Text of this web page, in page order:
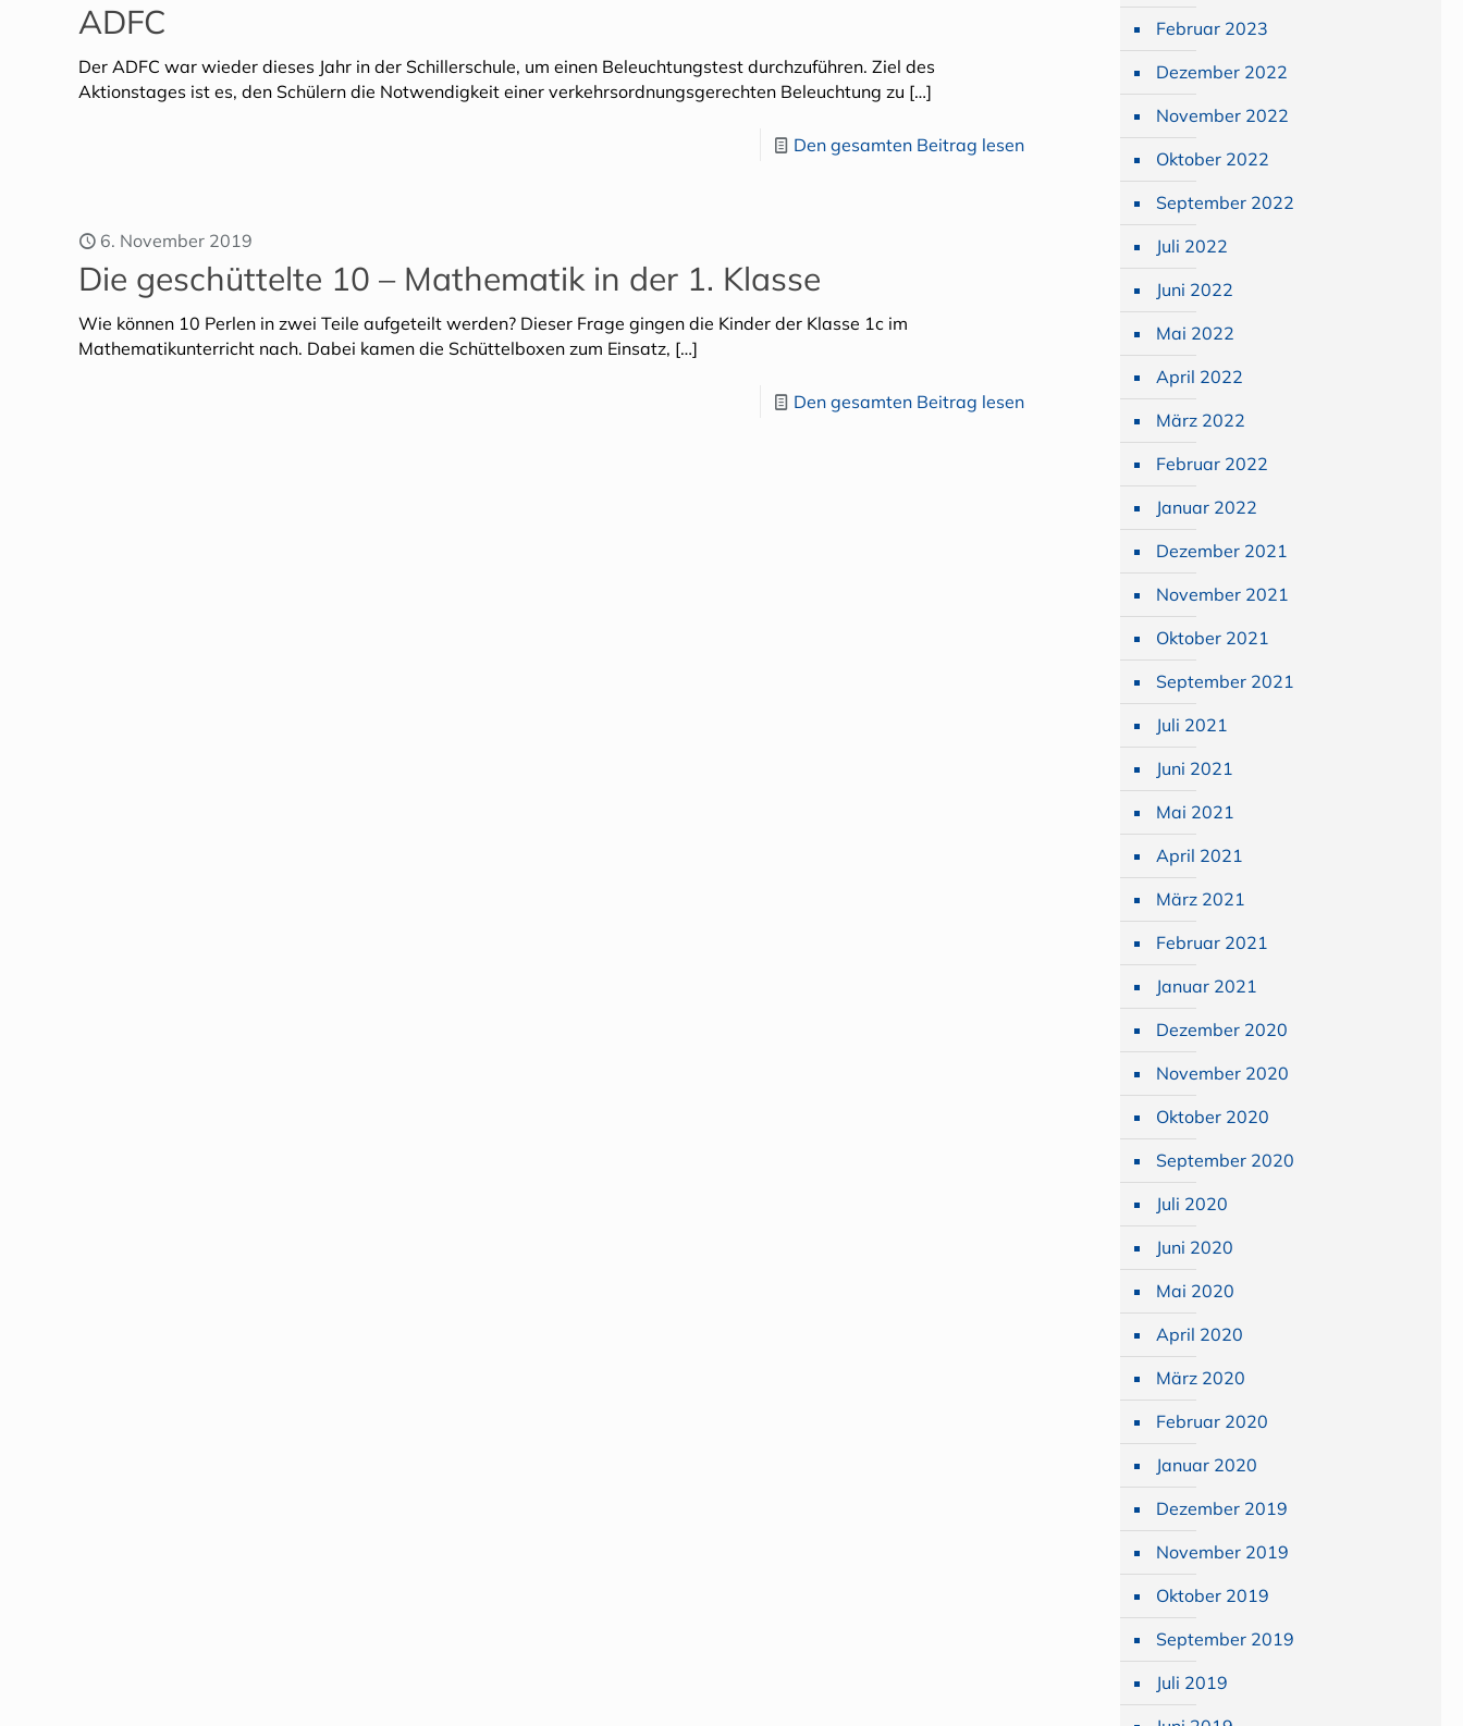
ADFC
Der ADFC war wieder dieses Jahr in der Schillerschule, um einen Beleuchtungstest durchzuführen. Ziel des
Aktionstages ist es, den Schülern die Notwendigkeit einer verkehrsordnungsgerechten Beleuchtung zu […]
Den gesamten Beitrag lesen
6. November 2019
Die geschüttelte 10 – Mathematik in der 1. Klasse
Wie können 10 Perlen in zwei Teile aufgeteilt werden? Dieser Frage gingen die Kinder der Klasse 1c im
Mathematikunterricht nach. Dabei kamen die Schüttelboxen zum Einsatz, […]
Den gesamten Beitrag lesen
Februar 2023
Dezember 2022
November 2022
Oktober 2022
September 2022
Juli 2022
Juni 2022
Mai 2022
April 2022
März 2022
Februar 2022
Januar 2022
Dezember 2021
November 2021
Oktober 2021
September 2021
Juli 2021
Juni 2021
Mai 2021
April 2021
März 2021
Februar 2021
Januar 2021
Dezember 2020
November 2020
Oktober 2020
September 2020
Juli 2020
Juni 2020
Mai 2020
April 2020
März 2020
Februar 2020
Januar 2020
Dezember 2019
November 2019
Oktober 2019
September 2019
Juli 2019